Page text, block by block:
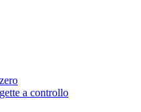
a controllo